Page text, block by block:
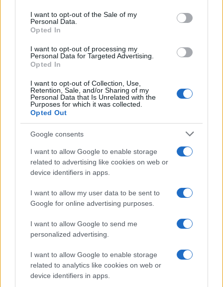
consent section.
I want to opt-out of the Sale of my
Personal Data.
Opted In
I want to opt-out of processing my
Personal Data for Targeted Advertising.
Opted In
I want to opt-out of Collection, Use,
Retention, Sale, and/or Sharing of my
Personal Data that Is Unrelated with the
Purposes for which it was collected.
Opted Out
Google consents
I want to allow Google to enable storage
related to advertising like cookies on web or
device identifiers in apps.
I want to allow my user data to be sent to
Google for online advertising purposes.
I want to allow Google to send me
personalized advertising.
I want to allow Google to enable storage
related to analytics like cookies on web or
device identifiers in apps.
genitore e indicazioni chiare. Nei trasporti, se
l’animale vocalizza, si cambia posto quando
rassicurazione, mantenendo tono calmo. Il principio
guida resta l’
evita i grandi problemi e rende il viaggio più
elegante per tutti.
Ogni gesto dibon tonpet friendly nasce dalla
combinazione di preparazione e rispetto. Quando il
benessere dell’animale guida le scelte, lo stile si
manifesta naturalmente: movimento fluido, spazi
puliti, sguardo attento. Così l’esperienza di viaggio
diventa la migliore presentazione di sé, in hotel
come in spiaggia.
Matteo Pellegrino
Matteo Pellegrino ha organizzato una sfilata
pop-up nei vicoli del Quartieri Spagnoli per